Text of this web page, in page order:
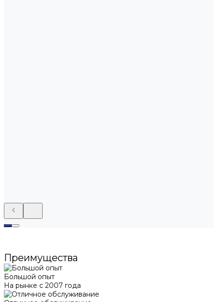
Преимущества
Большой опыт
На рынке с 2007 года